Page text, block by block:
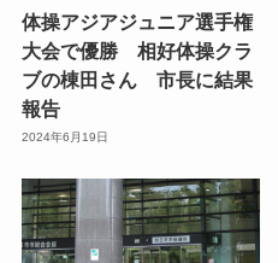
体操アジアジュニア選手権
大会で優勝 相好体操クラ
ブの棟田さん 市長に結果
報告
2024年6月19日